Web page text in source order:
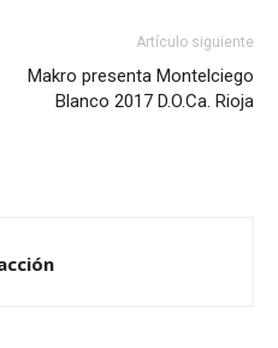
Artículo siguiente
Makro presenta Montelciego
Blanco 2017 D.O.Ca. Rioja